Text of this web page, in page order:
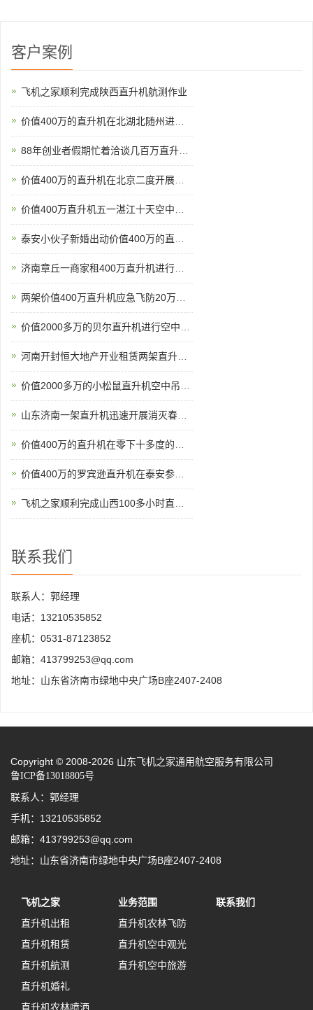
客户案例
飞机之家顺利完成陕西直升机航测作业
联系我们
联系人：郭经理
电话：13210535852
座机：0531-87123852
邮箱：413799253@qq.com
地址：山东省济南市绿地中央广场B座2407-2408
Copyright © 2008-2026 山东飞机之家通用航空服务有限公司
鲁ICP备13018805号
联系人：郭经理
手机：13210535852
邮箱：413799253@qq.com
地址：山东省济南市绿地中央广场B座2407-2408
飞机之家
直升机出租
直升机租赁
直升机航测
直升机婚礼
直升机农林喷洒
业务范围
直升机农林飞防
直升机空中观光
直升机空中旅游
联系我们